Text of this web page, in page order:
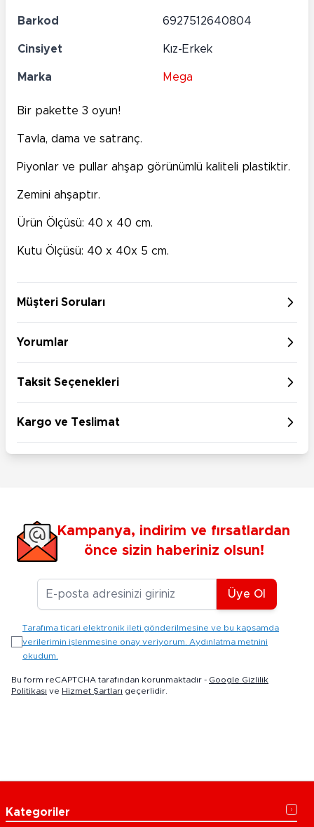
Barkod 6927512640804
Cinsiyet Kız-Erkek
Marka Mega
Bir pakette 3 oyun!
Tavla, dama ve satranç.
Piyonlar ve pullar ahşap görünümlü kaliteli plastiktir.
Zemini ahşaptır.
Ürün Ölçüsü: 40 x 40 cm.
Kutu Ölçüsü: 40 x 40x 5 cm.
Müşteri Soruları
Yorumlar
Taksit Seçenekleri
Kargo ve Teslimat
Kampanya, indirim ve fırsatlardan
önce sizin haberiniz olsun!
E-posta Adresiniz
Üye Ol
Tarafıma ticari elektronik ileti gönderilmesine ve bu kapsamda
verilerimin işlenmesine onay veriyorum. Aydınlatma metnini
okudum.
Bu form reCAPTCHA tarafından korunmaktadır - Google Gizlilik
Politikası ve Hizmet Şartları geçerlidir.
Kategoriler